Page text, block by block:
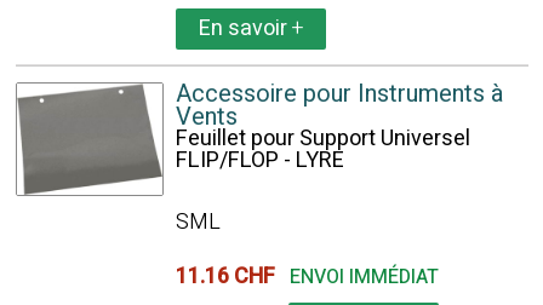
En savoir+
Accessoire pour Instruments à
Vents
Feuillet pour Support Universel
FLIP/FLOP - LYRE
SML
11.16 CHF ENVOI IMMÉDIAT